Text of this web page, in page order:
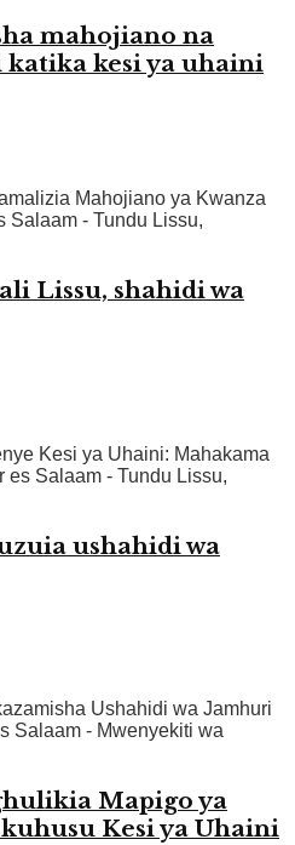
mahojiano na
kesi ya uhaini
Mahojiano ya Kwanza
Salaam - Tundu Lissu,
Lissu, shahidi wa
Kesi ya Uhaini: Mahakama
es Salaam - Tundu Lissu,
ushahidi wa
Ushahidi wa Jamhuri
Salaam - Mwenyekiti wa
Mapigo ya
Kesi ya Uhaini